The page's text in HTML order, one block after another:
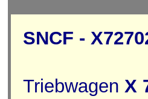
SNCF -
Triebwagen X